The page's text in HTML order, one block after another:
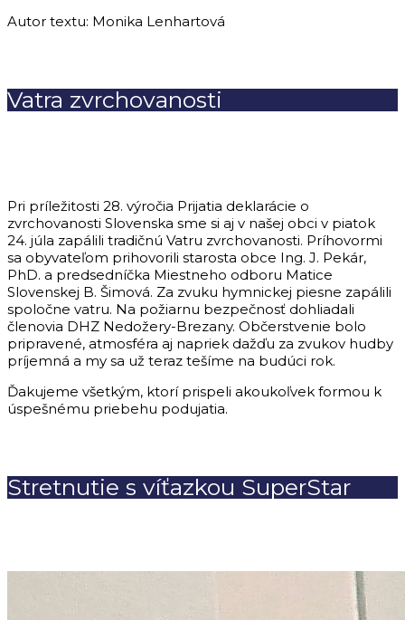
Autor textu: Monika Lenhartová
Vatra zvrchovanosti
Pri príležitosti 28. výročia Prijatia deklarácie o
zvrchovanosti Slovenska sme si aj v našej obci v piatok
24. júla zapálili tradičnú Vatru zvrchovanosti. Príhovormi
sa obyvateľom prihovorili starosta obce Ing. J. Pekár,
PhD. a predsedníčka Miestneho odboru Matice
Slovenskej B. Šimová. Za zvuku hymnickej piesne zapálili
spoločne vatru. Na požiarnu bezpečnosť dohliadali
členovia DHZ Nedožery-Brezany. Občerstvenie bolo
pripravené, atmosféra aj napriek dažďu za zvukov hudby
príjemná a my sa už teraz tešíme na budúci rok.
Ďakujeme všetkým, ktorí prispeli akoukoľvek formou k
úspešnému priebehu podujatia.
Stretnutie s víťazkou SuperStar